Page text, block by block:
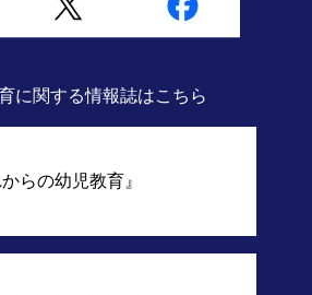
に関する情報誌はこちら
からの幼児教育』